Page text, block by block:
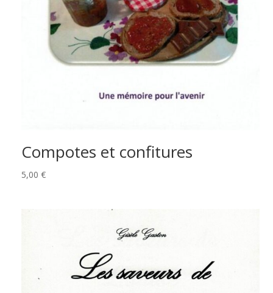
Compotes et confitures
5,00 €